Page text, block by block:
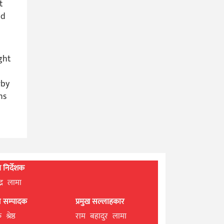
निर्देशक
लामा
सम्पादक
प्रमुख सल्लाहकार
राम बहादुर लामा